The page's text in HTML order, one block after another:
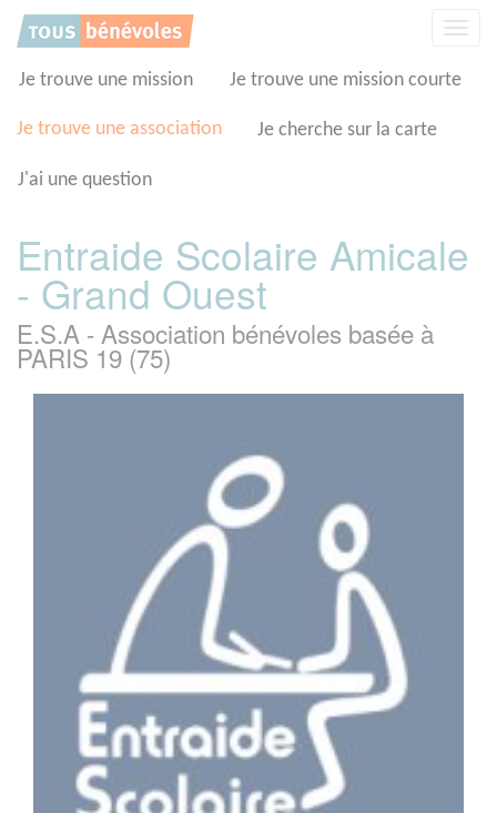
Je trouve une mission Je trouve une mission courte
Je trouve une association Je cherche sur la carte
J'ai une question
Entraide Scolaire Amicale
- Grand Ouest
E.S.A - Association bénévoles basée à
PARIS 19 (75)
Panneau de gestion des cookies